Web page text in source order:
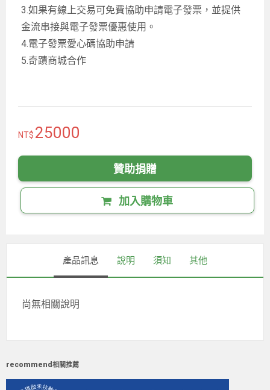
3.如果有線上交易可免費協助申請電子發票，並提供
金流串接與電子發票優惠使用。
4.電子發票愛心碼協助申請
5.奇蹟商城合作
25000
贊助捐贈
加入購物車
產品訊息 說明 須知 其他
尚無相關說明
recommend 相關推薦